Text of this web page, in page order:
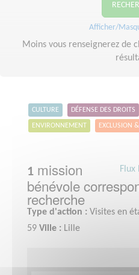
Afficher/
Moins vous renseignerez de
CULTURE DÉFENSE DES DROITS
ENVIRONNEMENT EXCLUSION
Flux
1 mission
bénévole
recherche
Type d'action : Visites en
59 Ville : Lille